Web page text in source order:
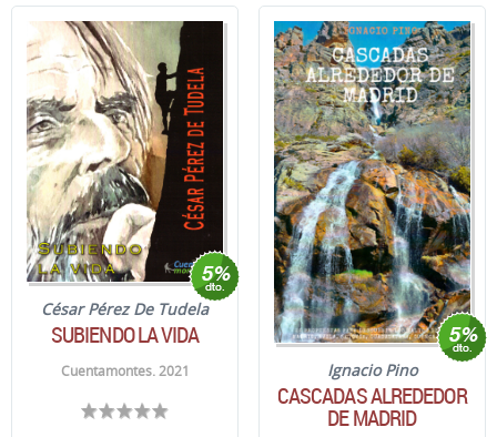
César Pérez De Tudela
SUBIENDO LA VIDA
Cuentamontes. 2021 Ignacio Pino
CASCADAS ALREDEDOR
DE MADRID